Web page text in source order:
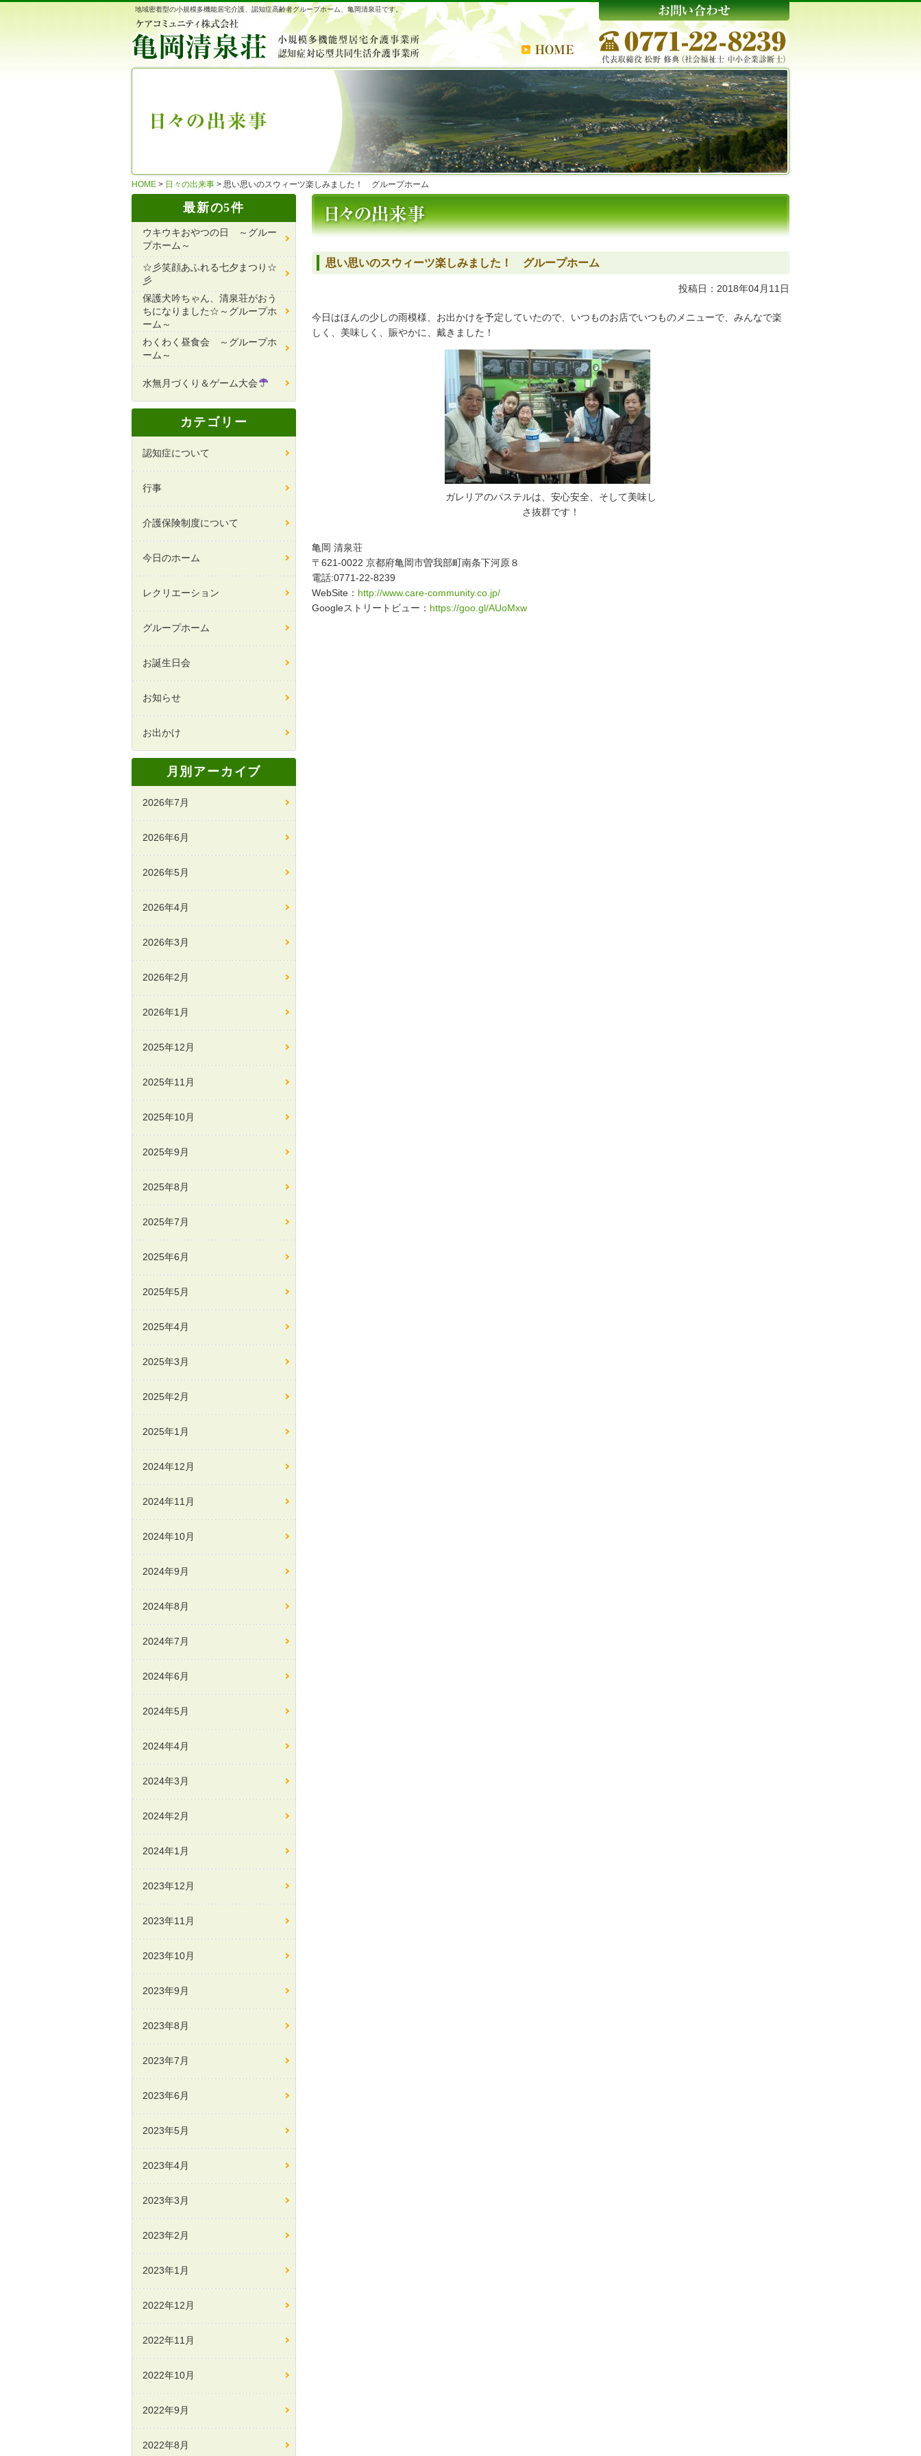
地域密着型の小規模多機能居宅介護、認知症高齢者グループホーム、亀岡清泉荘です。
HOME > 日々の出来事 > 思い思いのスウィーツ楽しみました！ グループホーム
思い思いのスウィーツ楽しみました！ グループホーム
投稿日：2018年04月11日
今日はほんの少しの雨模様、お出かけを予定していたので、いつものお店でいつものメニューで、みんなで楽
しく、美味しく、賑やかに、戴きました！
ガレリアのパステルは、安心安全、そして美味し
さ抜群です！
亀岡 清泉荘
〒621-0022 京都府亀岡市曽我部町南条下河原８
電話:0771-22-8239
WebSite： http://www.care-community.co.jp/
Googleストリートビュー： https://goo.gl/AUoMxw
最新の5件
ウキウキおやつの日 ～グルー
プホーム～
☆彡笑顔あふれる七夕まつり☆
彡
保護犬吟ちゃん、清泉荘がおう
ちになりました☆～グループホ
ーム～
わくわく昼食会 ～グループホ
ーム～
水無月づくり＆ゲーム大会
カテゴリー
認知症について
行事
介護保険制度について
今日のホーム
レクリエーション
グループホーム
お誕生日会
お知らせ
お出かけ
月別アーカイブ
2026年7月
2026年6月
2026年5月
2026年4月
2026年3月
2026年2月
2026年1月
2025年12月
2025年11月
2025年10月
2025年9月
2025年8月
2025年7月
2025年6月
2025年5月
2025年4月
2025年3月
2025年2月
2025年1月
2024年12月
2024年11月
2024年10月
2024年9月
2024年8月
2024年7月
2024年6月
2024年5月
2024年4月
2024年3月
2024年2月
2024年1月
2023年12月
2023年11月
2023年10月
2023年9月
2023年8月
2023年7月
2023年6月
2023年5月
2023年4月
2023年3月
2023年2月
2023年1月
2022年12月
2022年11月
2022年10月
2022年9月
2022年8月